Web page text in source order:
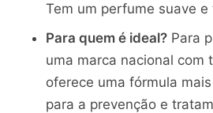
Tem um perfume suave e
Para quem é ideal?Para
uma marca nacional com
oferece uma fórmula
para a prevenção e